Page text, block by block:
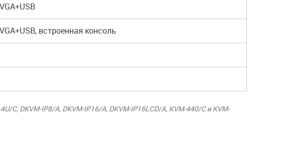
встроенная консоль
C, DKVM-IP8/A, DKVM-IP16/A, DKVM-IP16LCD/A, KVM-440/C и KVM-